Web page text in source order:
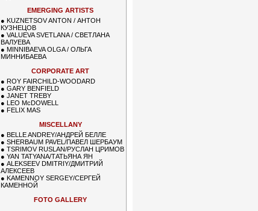
EMERGING ARTISTS
● KUZNETSOV ANTON / АНТОН
КУЗНЕЦОВ
● VALUEVA SVETLANA / СВЕТЛАНА
ВАЛУЕВА
● MINNIBAEVA OLGA / ОЛЬГА
МИННИБАЕВА
CORPORATE ART
● ROY FAIRCHILD-WOODARD
● GARY BENFIELD
● JANET TREBY
● LEO McDOWELL
● FELIX MAS
MISCELLANY
● BELLE ANDREY/АНДРЕЙ БЕЛЛЕ
● SHERBAUM PAVEL/ПАВЕЛ ШЕРБАУМ
● TSRIMOV RUSLAN/РУСЛАН ЦРИМОВ
● YAN TATYANA/ТАТЬЯНА ЯН
● ALEKSEEV DMITRIY/ДМИТРИЙ
АЛЕКСЕЕВ
● KAMENNOY SERGEY/СЕРГЕЙ
КАМЕННОЙ
FOTO GALLERY